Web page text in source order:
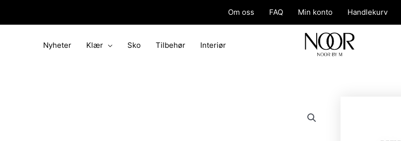
Om oss FAQ Min konto Handlekurv
Nyheter Klær Sko Tilbehør Interiør